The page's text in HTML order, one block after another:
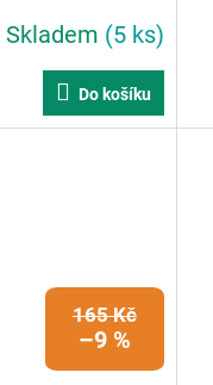
Skladem (5 ks)
Do košíku
165 Kč
–9 %